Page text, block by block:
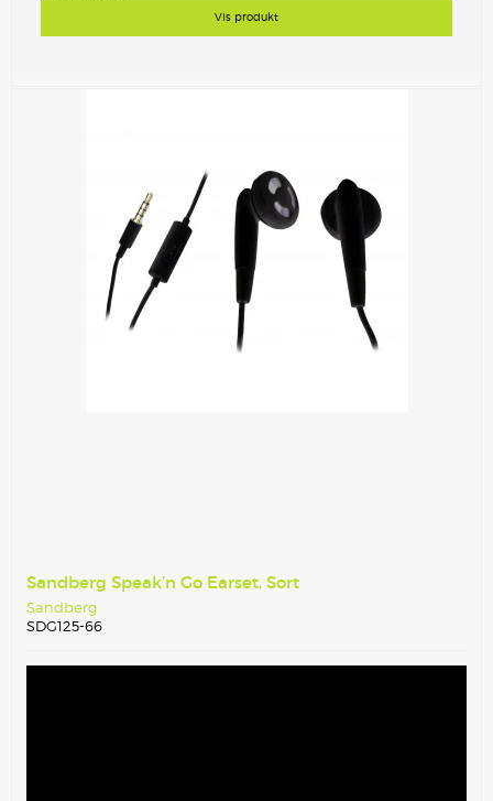
Vis produkt
Sandberg Speak’n Go Earset, Sort
Sandberg
SDG125-66